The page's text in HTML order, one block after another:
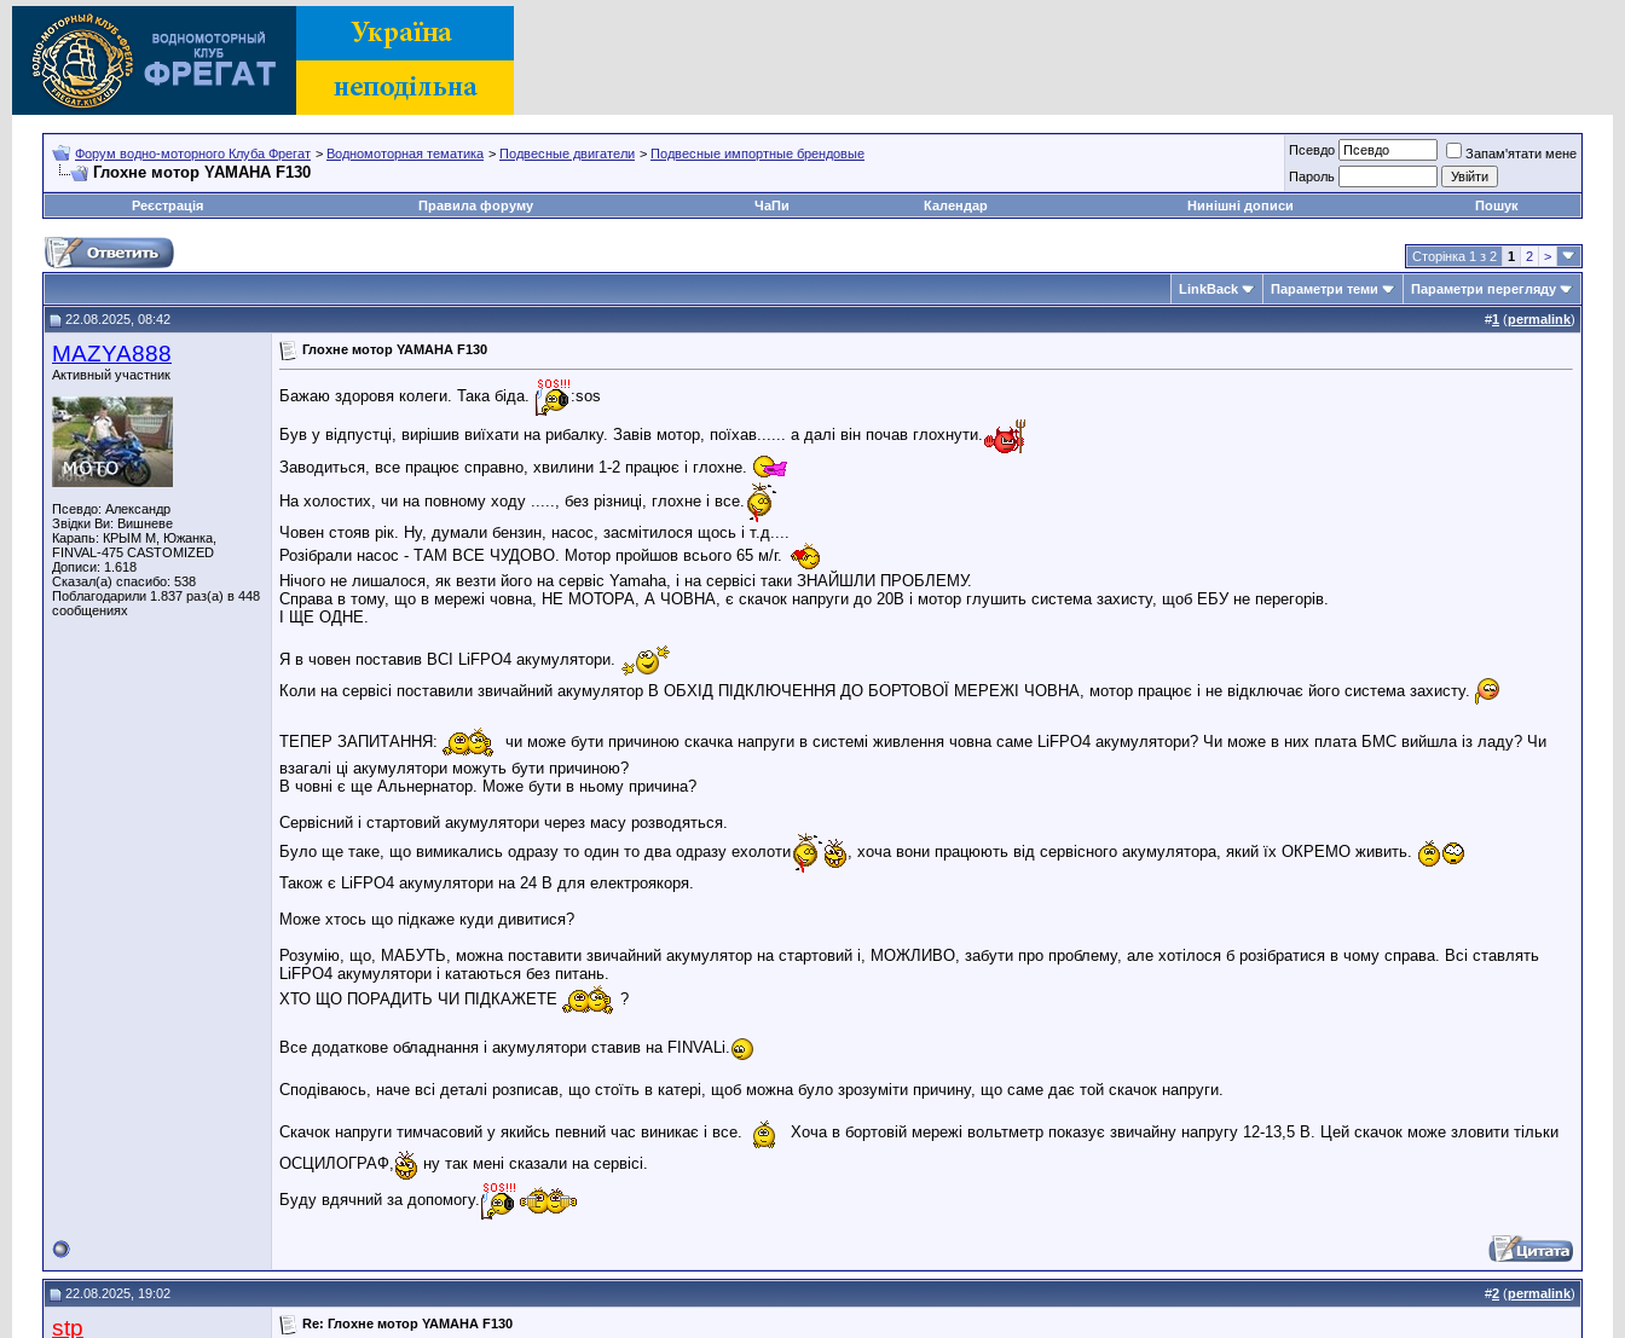
Форум водно-моторного Клуба Фрегат > Водномоторная тематика > Подвесные двигатели > Подвесные импортные брендовые
Глохне мотор YAMAHA F130
Псевдо
Запам'ятати мене
Пароль
Реєстрація
Правила форуму ЧаПи Календар Нинішні дописи Пошук
Сторінка 1 з 2 1 2 >
LinkBack Параметри теми Параметри перегляду
22.08.2025, 08:42 #1 (permalink)
MAZYA888
Активный участник
Псевдо: Александр
Звідки Ви: Вишневе
Карапь: КРЫМ М, Южанка,
FINVAL-475 CASTOMIZED
Дописи: 1.618
Сказал(а) спасибо: 538
Поблагодарили 1.837 раз(а) в 448
сообщениях
Глохне мотор YAMAHA F130
Бажаю здоровя колеги. Така біда. :sos
Був у відпустці, вирішив виїхати на рибалку. Завів мотор, поїхав...... а далі він почав глохнути.
Заводиться, все працює справно, хвилини 1-2 працює і глохне.
На холостих, чи на повному ходу ....., без різниці, глохне і все.
Човен стояв рік. Ну, думали бензин, насос, засмітилося щось і т.д....
Розібрали насос - ТАМ ВСЕ ЧУДОВО. Мотор пройшов всього 65 м/г.
Нічого не лишалося, як везти його на сервіс Yamaha, і на сервісі таки ЗНАЙШЛИ ПРОБЛЕМУ.
Справа в тому, що в мережі човна, НЕ МОТОРА, А ЧОВНА, є скачок напруги до 20В і мотор глушить система захисту, щоб ЕБУ не перегорів.
І ЩЕ ОДНЕ.
Я в човен поставив ВСІ LiFPO4 акумулятори.
Коли на сервісі поставили звичайний акумулятор В ОБХІД ПІДКЛЮЧЕННЯ ДО БОРТОВОЇ МЕРЕЖІ ЧОВНА, мотор працює і не відключає його система захисту.
ТЕПЕР ЗАПИТАННЯ:
чи може бути причиною скачка напруги в системі живлення човна саме LiFPO4 акумулятори? Чи може в них плата БМС вийшла із ладу? Чи
взагалі ці акумулятори можуть бути причиною?
В човні є ще Альнернатор. Може бути в ньому причина?
Сервісний і стартовий акумулятори через масу розводяться.
Було ще таке, що вимикались одразу то один то два одразу ехолоти
, хоча вони працюють від сервісного акумулятора, який їх ОКРЕМО живить.
Також є LiFPO4 акумулятори на 24 В для електроякоря.
Може хтось що підкаже куди дивитися?
Розумію, що, МАБУТЬ, можна поставити звичайний акумулятор на стартовий і, МОЖЛИВО, забути про проблему, але хотілося б розібратися в чому справа. Всі ставлять
LiFPO4 акумулятори і катаються без питань.
ХТО ЩО ПОРАДИТЬ ЧИ ПІДКАЖЕТЕ
?
Все додаткове обладнання і акумулятори ставив на FINVALi.
Сподіваюсь, наче всі деталі розписав, що стоїть в катері, щоб можна було зрозуміти причину, що саме дає той скачок напруги.
Скачок напруги тимчасовий у якийсь певний час виникає і все.
Хоча в бортовій мережі вольтметр показує звичайну напругу 12-13,5 В. Цей скачок може зловити тільки
ОСЦИЛОГРАФ,
ну так мені сказали на сервісі.
Буду вдячний за допомогу.
22.08.2025, 19:02 #2 (permalink)
stp Re: Глохне мотор YAMAHA F130